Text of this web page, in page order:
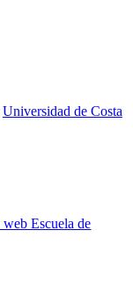
Universidad de Costa
web Escuela de